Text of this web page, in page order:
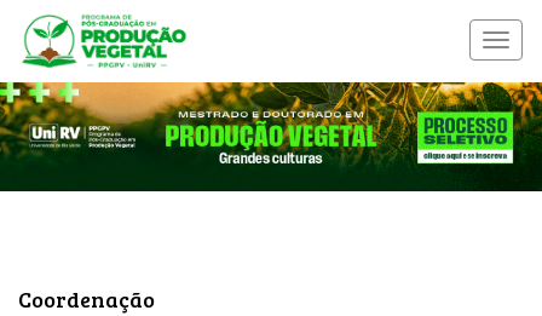
Menu
Coordenação